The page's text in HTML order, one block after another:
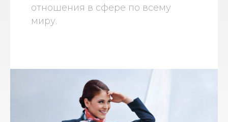
отношения в сфере по всему
миру.